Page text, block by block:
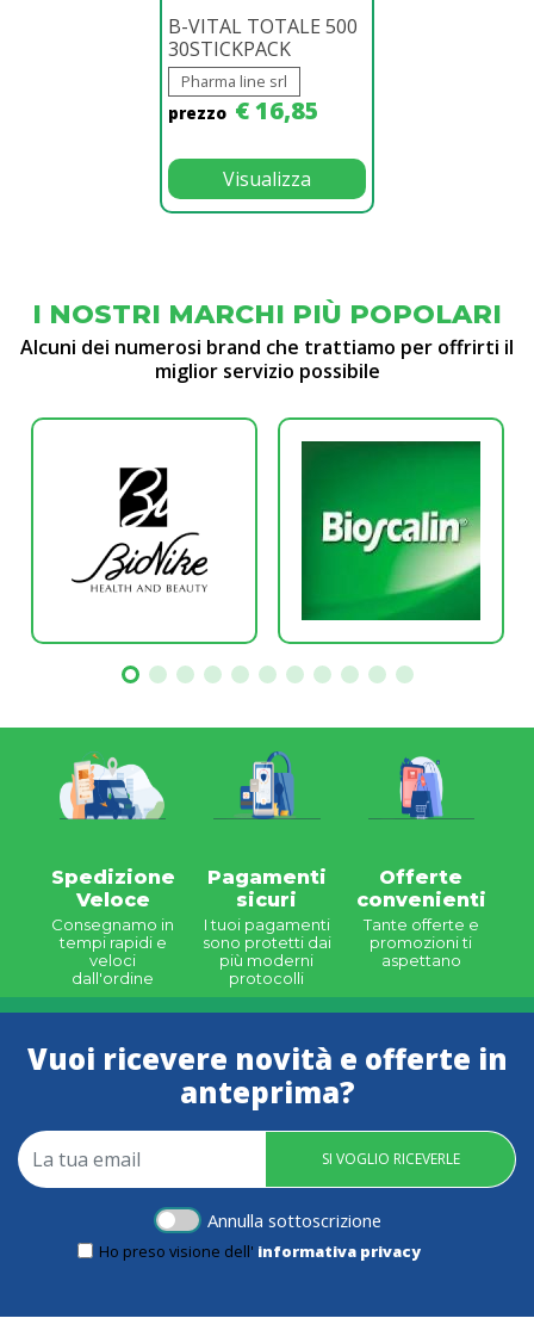
B-VITAL TOTALE 500
30STICKPACK
Pharma line srl
prezzo € 16,85
Visualizza
I NOSTRI MARCHI PIÙ POPOLARI
Alcuni dei numerosi brand che trattiamo per offrirti il
miglior servizio possibile
Spedizione
Veloce
Consegnamo in
tempi rapidi e
veloci
dall'ordine
Pagamenti
sicuri
I tuoi pagamenti
sono protetti dai
più moderni
protocolli
Offerte
convenienti
Tante offerte e
promozioni ti
aspettano
Vuoi ricevere novità e offerte in
anteprima?
SI VOGLIO RICEVERLE
Ho preso visione dell' informativa privacy
Annulla sottoscrizione